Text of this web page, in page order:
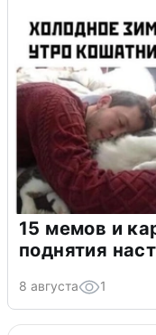
15 мемов и
поднятия
8 августа 1